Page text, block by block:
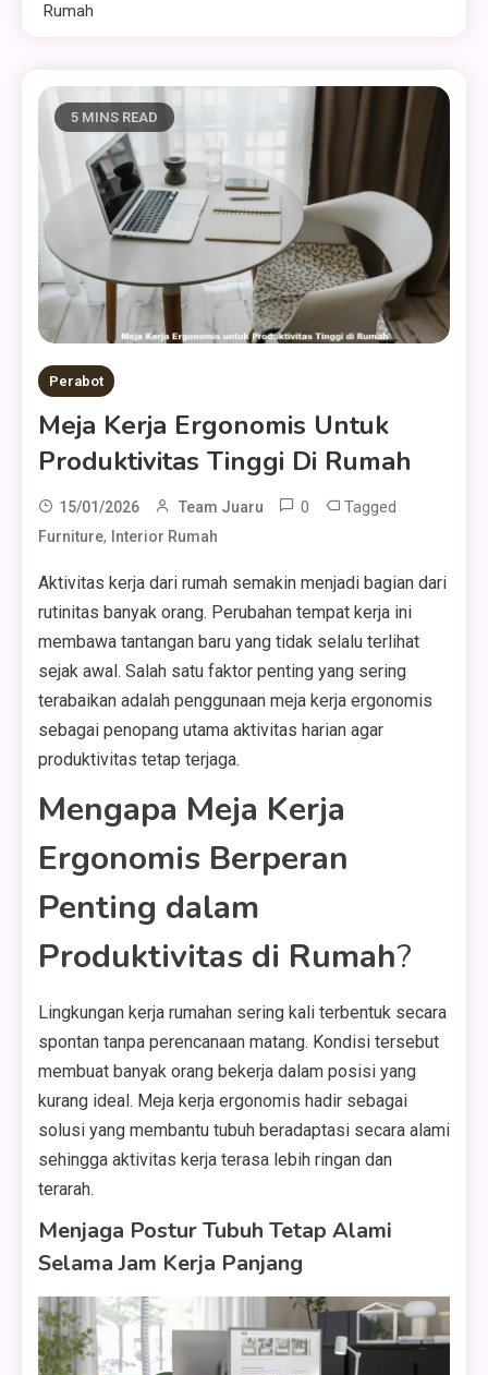
Rumah
5 MINS READ
Perabot
Meja Kerja Ergonomis Untuk
Produktivitas Tinggi Di Rumah
15/01/2026 Team Juaru 0 Tagged
Furniture, Interior Rumah
Aktivitas kerja dari rumah semakin menjadi bagian dari
rutinitas banyak orang. Perubahan tempat kerja ini
membawa tantangan baru yang tidak selalu terlihat
sejak awal. Salah satu faktor penting yang sering
terabaikan adalah penggunaan meja kerja ergonomis
sebagai penopang utama aktivitas harian agar
produktivitas tetap terjaga.
Mengapa Meja Kerja
Ergonomis Berperan
Penting dalam
Produktivitas di Rumah?
Lingkungan kerja rumahan sering kali terbentuk secara
spontan tanpa perencanaan matang. Kondisi tersebut
membuat banyak orang bekerja dalam posisi yang
kurang ideal. Meja kerja ergonomis hadir sebagai
solusi yang membantu tubuh beradaptasi secara alami
sehingga aktivitas kerja terasa lebih ringan dan
terarah.
Menjaga Postur Tubuh Tetap Alami
Selama Jam Kerja Panjang